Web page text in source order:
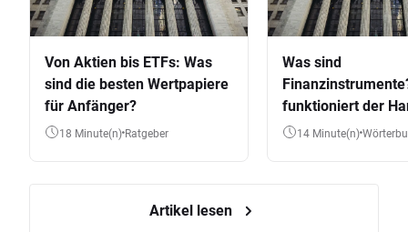
Von Aktien bis ETFs: Was
sind die besten Wertpapiere
für Anfänger?
18 Minute(n) Ratgeber
Was sind
funktioniert der
Aktien, ETFs & Co.
14 Minute(n)
Artikel lesen